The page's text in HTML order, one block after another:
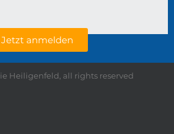
Jetzt anmelden
Heiligenfeld, all rights reserved